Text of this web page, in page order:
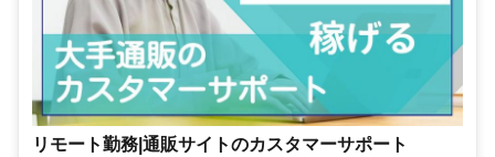
リモート勤務|通販サイトのカスタマーサポート